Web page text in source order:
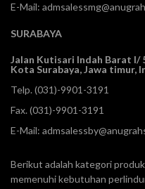
E-Mail:
SURABAYA
Jalan Kutisari Indah Barat I/
Kota Surabaya, Jawa timur,
Telp. (031)-9901-3191
Fax. (031)-9901-3191
E-Mail:
Berikut adalah kategori
memenuhi kebutuhan